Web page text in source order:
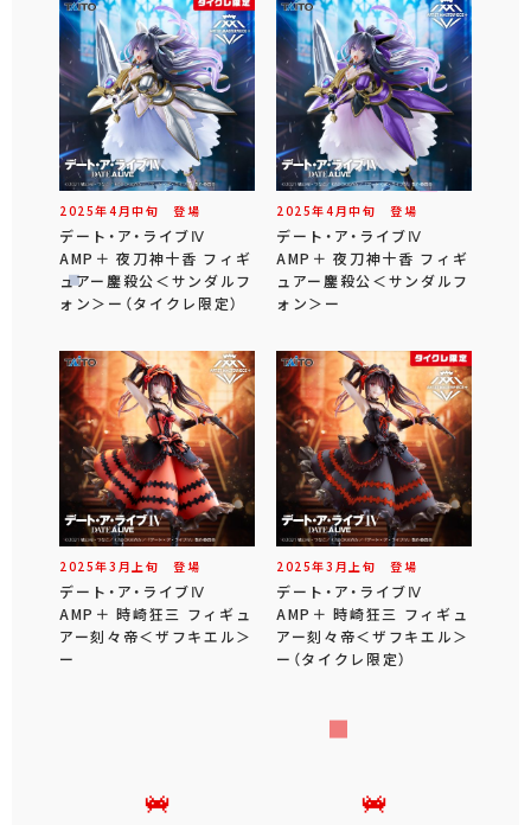
2025年4 月中旬 登場
デート・ア・ライブⅣ
AMP＋ 夜刀神十香 フィギ
ュアー鏖殺公＜サンダルフ
ォン＞ー（タイクレ限定）
2025年4 月中旬 登場
デート・ア・ライブⅣ
AMP＋ 夜刀神十香 フィギ
ュアー鏖殺公＜サンダルフ
ォン＞ー
2025年3 月 上旬 登場
デート・ア・ライブⅣ
AMP＋ 時崎狂三 フィギュ
アー刻々帝＜ザフキエル＞
ー
2025年3 月 上旬 登場
デート・ア・ライブⅣ
AMP＋ 時崎狂三 フィギュ
アー刻々帝＜ザフキエル＞
ー（タイクレ限定）